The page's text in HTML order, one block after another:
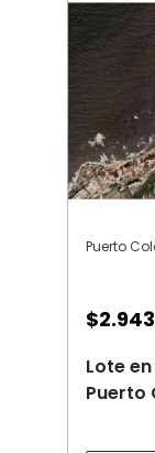
Puerto
$
Lote
Puerto